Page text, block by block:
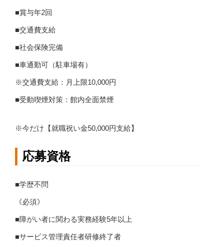
■賞与年2回
■交通費支給
■社会保険完備
■車通勤可（駐車場有）
※交通費支給：月上限10,000円
■受動喫煙対策：館内全面禁煙
※今だけ【就職祝い金50,000円支給】
応募資格
■学歴不問
《必須》
■障がい者に関わる実務経験5年以上
■サービス管理責任者研修終了者